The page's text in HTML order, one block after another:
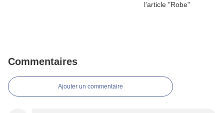
Commentaires
Ajouter un commentaire